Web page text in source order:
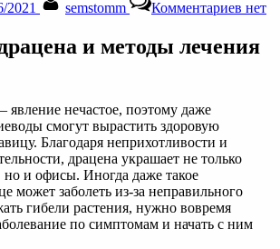
2021 semstomm Комментариев нет
и методы лечения
нечастое, поэтому даже
смогут вырастить здоровую
Благодаря неприхотливости и
драцена украшает не только
и офисы. Иногда даже такое
может заболеть из-за неправильного
гибели растения, нужно вовремя
по симптомам и начать с ним